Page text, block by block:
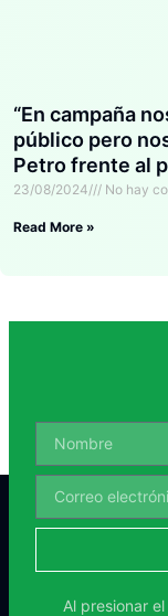
“En campaña
público pero
Petro frente al
23/08/2024 No hay
Read More »
Al presionar